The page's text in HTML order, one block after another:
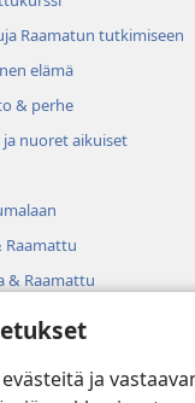
ja
Raamatun tutkimiseen
elämä
& perhe
nuoret aikuiset
Raamattu
& Raamattu